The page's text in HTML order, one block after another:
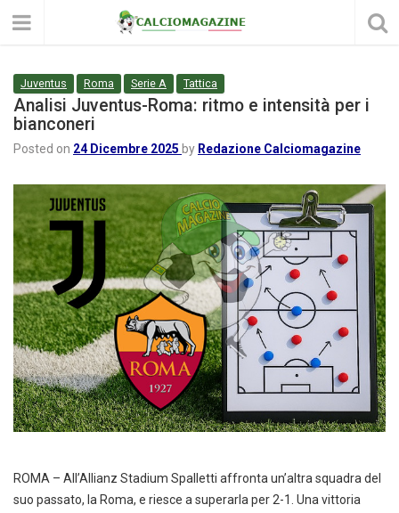
Juventus Roma Serie A Tattica
Analisi Juventus-Roma: ritmo e intensità per i
bianconeri
Posted on 24 Dicembre 2025 by Redazione Calciomagazine
ROMA – All’Allianz Stadium Spalletti affronta un’altra squadra del
suo passato, la Roma, e riesce a superarla per 2-1. Una vittoria